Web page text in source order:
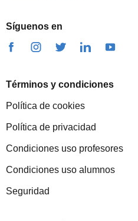
Síguenos en
Términos y condiciones
Política de cookies
Política de privacidad
Condiciones uso profesores
Condiciones uso alumnos
Seguridad